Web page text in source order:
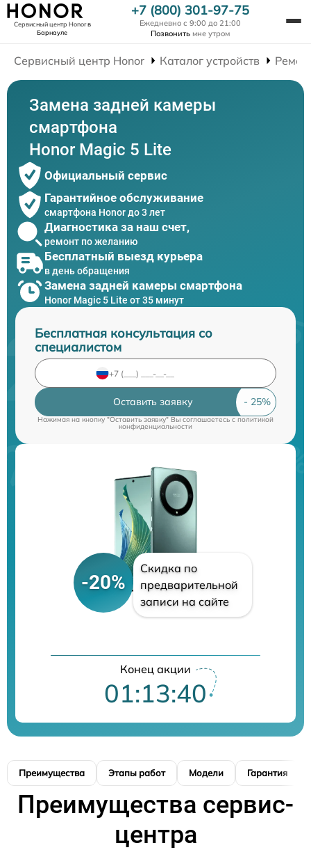
Сервисный центр Honorв
Барнауле
+7 (800) 301-97-75
Ежедневно с 9:00 до 21:00
Позвонить мне утром
Сервисный центр Honor Каталог устройств
Замена задней камеры
смартфона
Honor Magic 5 Lite
Официальный сервис
Гарантийное обслуживание
смартфона Honor до 3 лет
Диагностика за наш счет,
ремонт по желанию
Бесплатный выезд курьера
в день обращения
Замена задней камеры смартфона
Honor Magic 5 Lite от 35 минут
Бесплатная консультация со
специалистом
Оставить заявку
Нажимая на кнопку "Оставить заявку" Вы соглашаетесь cполитикой
конфиденциальности
-20%
Скидка по
предварительной
записи на сайте
Конец акции
01:13:39
Преимущества Этапы работ Модели Гарантия
Преимущества сервис-
центра